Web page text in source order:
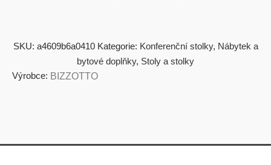
SKU: a4609b6a0410 Kategorie: Konferenční stolky, Nábytek a
bytové doplňky, Stoly a stolky
Výrobce: BIZZOTTO